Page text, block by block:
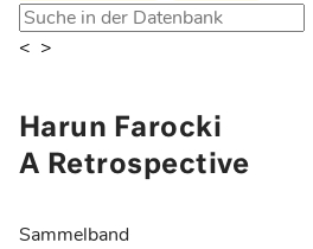
< >
Harun Farocki
A Retrospective
Sammelband